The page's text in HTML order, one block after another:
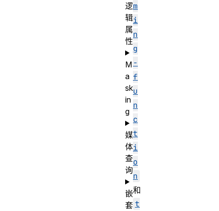
m
i
n
g
-
f
u
n
c
t
i
o
n
和
t
逻
辑
属
性
M
a
sk
in
g
媒
体
查
询
嵌
套